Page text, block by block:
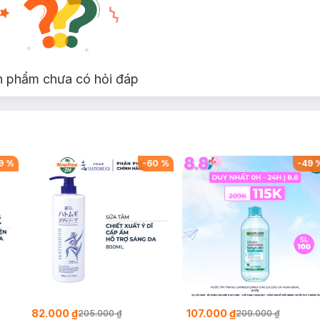
mại và mịn màng.
phẩm chưa có hỏi đáp
49% -44%
130.000 ₫ 297.000 ₫